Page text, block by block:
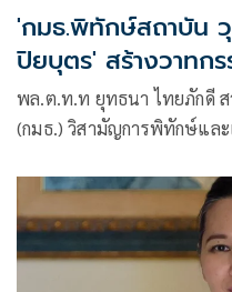
'กมธ.พิทักษ์สถาบัน
ปิยบุตร' สร้างวาทกร
พล.ต.ท.ท ยุทธนา ไทยภักดี ส
(กมธ.) วิสามัญการพิทักษ์แล
ข้อความนายปิยบุตร แสงกน
ให้ยกเลิกการแต่งตั้งคณะอง
องคมนตรี ประชุมร่วมกับกร